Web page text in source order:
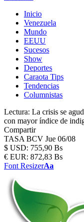
Inicio
Venezuela
Mundo
EEUU
Sucesos
Show
Deportes
Caraota Tips
Tendencias
Columnistas
Lectura: La crisis se
con mayor índice de
Compartir
TASA BCV Jue 06/08
$ USD: 755,90 Bs
€ EUR: 872,83 Bs
Font ResizerAa